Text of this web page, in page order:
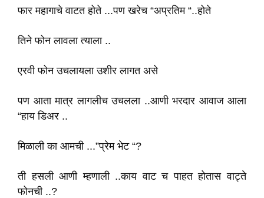
फार महागाचे वाटत होते ...पण खरेच “अप्रतिम “..होते
तिने फोन लावला त्याला ..
एरवी फोन उचलायला उशीर लागत असे
पण आता मात्र लागलीच उचलला ..आणी भरदार आवाज आला
“हाय डिअर ..
मिळाली का आमची ...”प्रेम भेट “?
ती हसली आणी म्हणाली ..काय वाट च पाहत होतास वाट्ते
फोनची ..?